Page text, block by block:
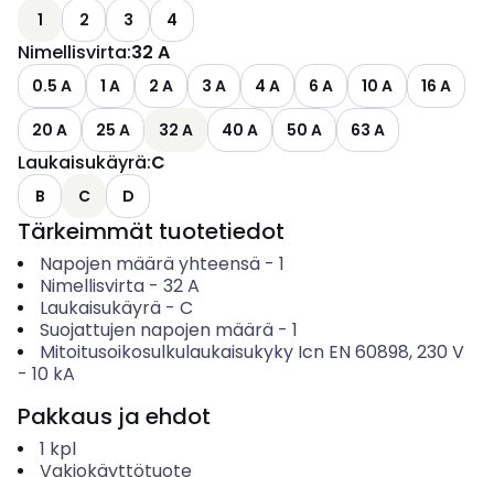
1 2 3 4
Nimellisvirta:32 A
0.5 A 1 A 2 A 3 A 4 A 6 A 10 A
16 A
20 A
25 A 32 A 40 A 50 A 63 A
Laukaisukäyrä:C
B C D
Tärkeimmät tuotetiedot
Napojen määrä yhteensä- 1
Nimellisvirta- 32A
Laukaisukäyrä- C
Suojattujen napojen määrä- 1
Mitoitusoikosulkulaukaisukyky Icn EN 60898, 230 V
- 10 kA
Pakkaus ja ehdot
1 kpl
Vakiokäyttötuote